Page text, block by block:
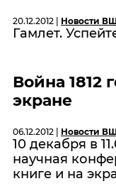
20.12.2012 | Новости
Гамлет.
Война 1812
экране
06.12.2012 | Новости
10 декабря в
научная
книге и на